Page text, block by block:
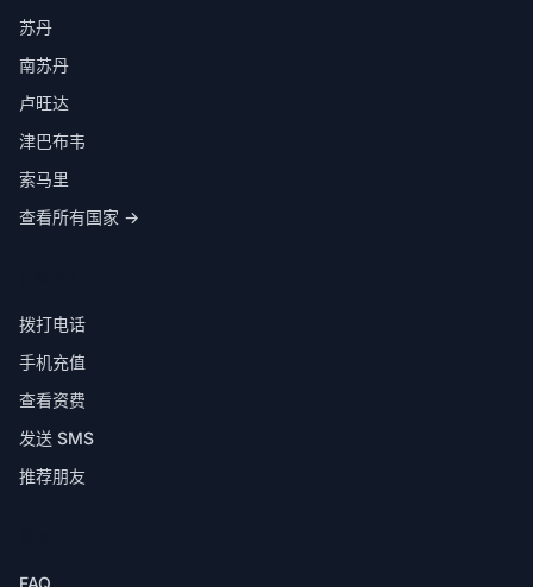
苏丹
南苏丹
卢旺达
津巴布韦
索马里
查看所有国家 →
拨打电话
手机充值
查看资费
发送 SMS
推荐朋友
FAQ